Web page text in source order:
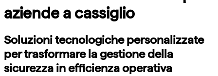
aziende a cassiglio
Soluzioni tecnologiche personalizzate
per trasformare la gestione della
sicurezza in efficienza operativa